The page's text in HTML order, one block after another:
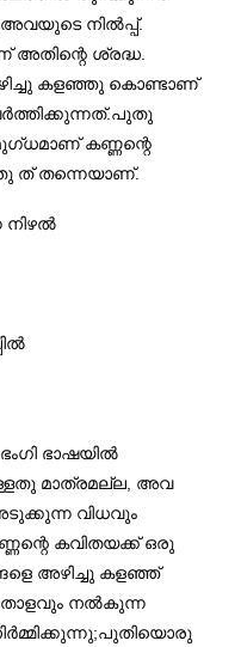
അവയുടെ നിൽപ്പ്.
അതിന്റെ ശ്രദ്ധ.
കളഞ്ഞു കൊണ്ടാണ്
കണ്ണന്റെ
ത് തന്നെയാണ്.
നിഴൽ
ഭാഷയിൽ
മാത്രമല്ല, അവ
വിധവും
കവിതയക്ക് ഒരു
അഴിച്ചു കളഞ്ഞ്
നൽകുന്ന